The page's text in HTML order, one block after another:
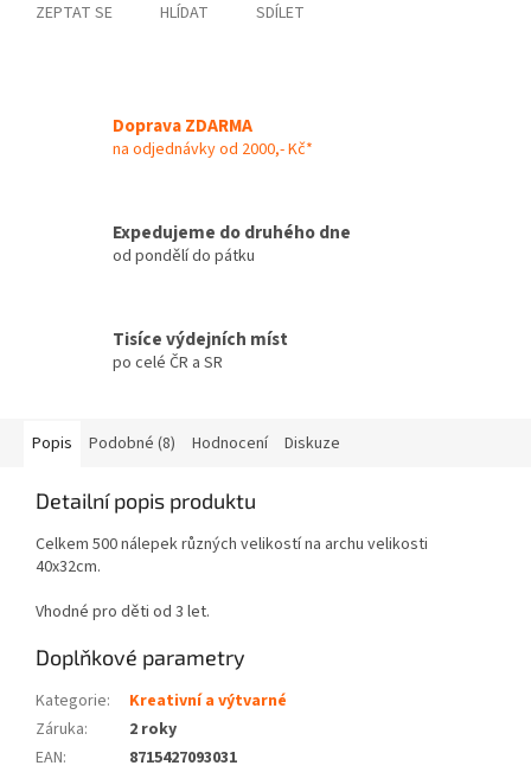
ZEPTAT SE HLÍDAT SDÍLET
Doprava ZDARMA
na odjednávky od 2000,- Kč*
Expedujeme do druhého dne
od pondělí do pátku
Tisíce výdejních míst
po celé ČR a SR
Popis Podobné (8) Hodnocení Diskuze
Detailní popis produktu
Celkem 500 nálepek různých velikostí na archu velikosti
40x32cm.
Vhodné pro děti od 3 let.
Doplňkové parametry
Kategorie:
Kreativní a výtvarné
Záruka:
2 roky
EAN:
8715427093031